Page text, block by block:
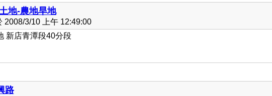
地-農地旱地
3/10 上午 12:49:00
新店青潭段40分段
路